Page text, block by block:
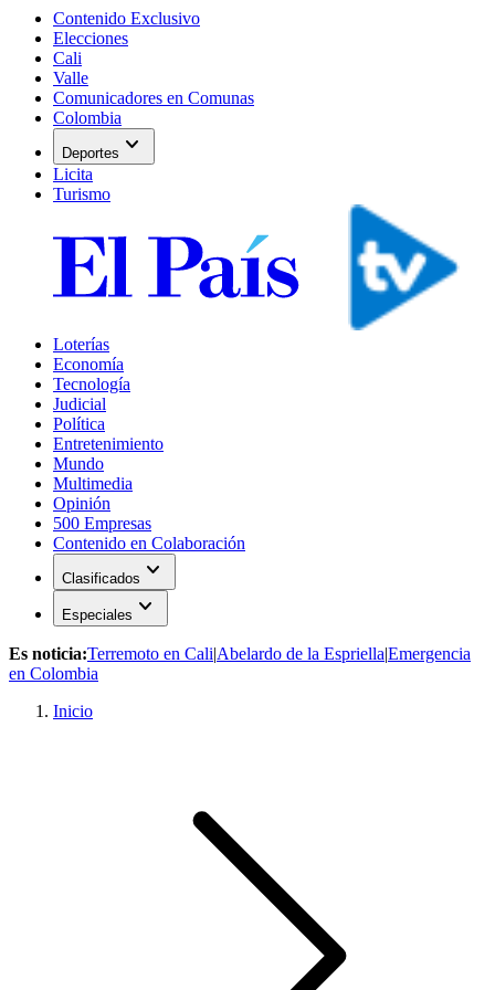
Contenido Exclusivo
Elecciones
Cali
Valle
Comunicadores en Comunas
Colombia
Deportes expand_more
Licita
Turismo
Loterías
Economía
Tecnología
Judicial
Política
Entretenimiento
Mundo
Multimedia
Opinión
500 Empresas
Contenido en Colaboración
Clasificados expand_more
Especiales expand_more
Es noticia:Terremoto en Cali|Abelardo de la Espriella|Emergencia
en Colombia
Inicio